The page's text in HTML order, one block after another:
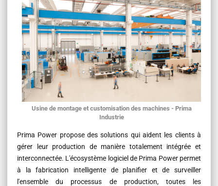
Usine de montage et customisation des machines - Prima
Industrie
Prima Power propose des solutions qui aident les clients à
gérer leur production de manière totalement intégrée et
interconnectée. L'écosystème logiciel de Prima Power permet
à la fabrication intelligente de planifier et de surveiller
l'ensemble du processus de production, toutes les